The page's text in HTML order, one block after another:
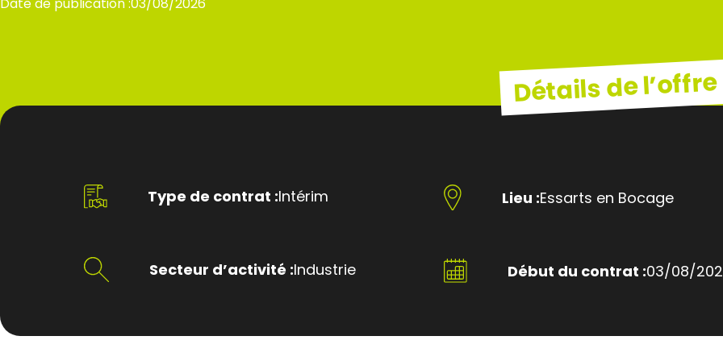
Détails de l’offre
Type de contrat :Intérim
Secteur d’activité :Industrie
Lieu :Essarts en Bocage
Début du contrat :03/08/